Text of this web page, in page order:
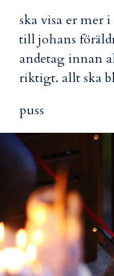
ska visa er mer
till johans
andetag innan
riktigt. allt ska
puss